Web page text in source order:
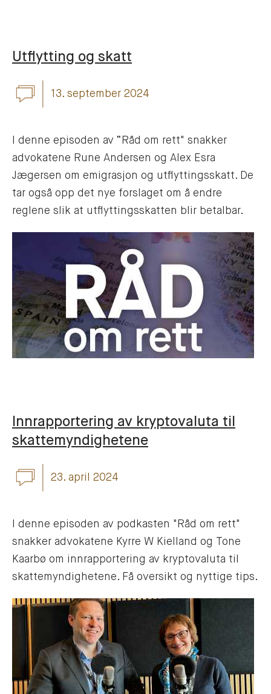
Utflytting og skatt
13. september 2024
I denne episoden av “Råd om rett" snakker
advokatene Rune Andersen og Alex Esra
Jægersen om emigrasjon og utflyttingsskatt. De
tar også opp det nye forslaget om å endre
reglene slik at utflyttingsskatten blir betalbar.
Innrapportering av kryptovaluta til
skattemyndighetene
23. april 2024
I denne episoden av podkasten "Råd om rett"
snakker advokatene Kyrre W Kielland og Tone
Kaarbø om innrapportering av kryptovaluta til
skattemyndighetene. Få oversikt og nyttige tips.